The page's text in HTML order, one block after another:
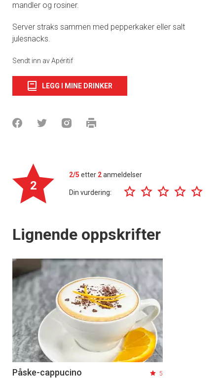
mandler og rosiner.
Server straks sammen med pepperkaker eller salt
julesnacks.
Sendt inn av Apéritif
LEGG I MINE DRINKER
2
2/5 etter 2anmeldelser
Din vurdering:
Lignende oppskrifter
Påske-cappucino 5